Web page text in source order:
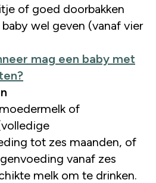
of goed doorbakken
wel geven (vanaf vier
mag een baby met
of
tot zes maanden, of
vanaf zes
melk om te drinken.